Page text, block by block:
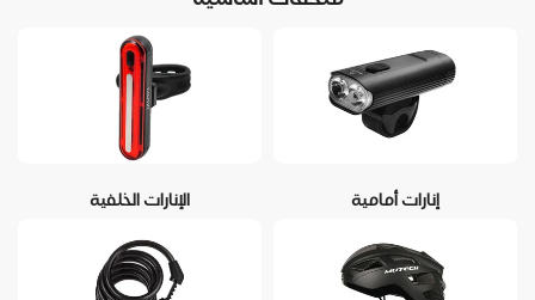
إنارات أمامية الإنارات الخلفية